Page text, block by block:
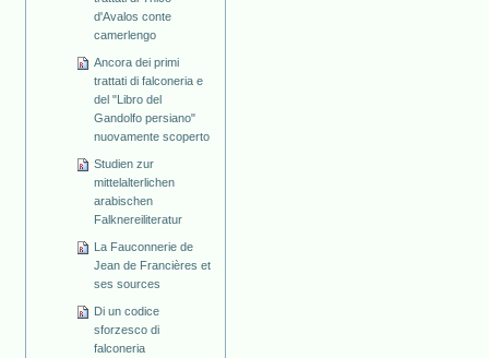
d'Avalos conte
camerlengo
Ancora dei primi
trattati di falconeria e
del "Libro del
Gandolfo persiano"
nuovamente scoperto
Studien zur
mittelalterlichen
arabischen
Falknereiliteratur
La Fauconnerie de
Jean de Francières et
ses sources
Di un codice
sforzesco di
falconeria